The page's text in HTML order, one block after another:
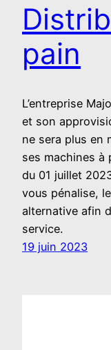
pain
L’entreprise
et son
ne sera plus en
ses machines à
du 01 juillet
vous pénalise,
alternative afin
service.
19 juin 2023